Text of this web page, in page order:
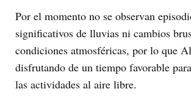
Por el momento no se observan
significativos de lluvias ni cambios
condiciones atmosféricas, por lo que
disfrutando de un tiempo favorable
las actividades al aire libre.